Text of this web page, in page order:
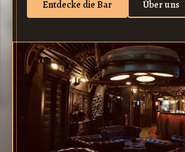
Entdecke die Bar Über uns